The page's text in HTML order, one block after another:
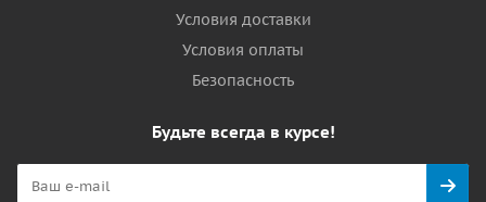
Условия доставки
Условия оплаты
Безопасность
Будьте всегда в курсе!